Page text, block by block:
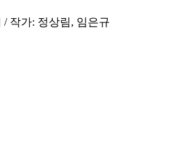
/ 작가: 정상림, 임은규